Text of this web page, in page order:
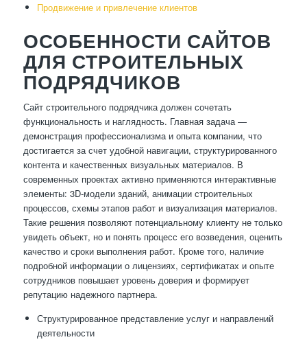
Продвижение и привлечение клиентов
ОСОБЕННОСТИ САЙТОВ
ДЛЯ СТРОИТЕЛЬНЫХ
ПОДРЯДЧИКОВ
Сайт строительного подрядчика должен сочетать
функциональность и наглядность. Главная задача —
демонстрация профессионализма и опыта компании, что
достигается за счет удобной навигации, структурированного
контента и качественных визуальных материалов. В
современных проектах активно применяются интерактивные
элементы: 3D-модели зданий, анимации строительных
процессов, схемы этапов работ и визуализация материалов.
Такие решения позволяют потенциальному клиенту не только
увидеть объект, но и понять процесс его возведения, оценить
качество и сроки выполнения работ. Кроме того, наличие
подробной информации о лицензиях, сертификатах и опыте
сотрудников повышает уровень доверия и формирует
репутацию надежного партнера.
Структурированное представление услуг и направлений
деятельности